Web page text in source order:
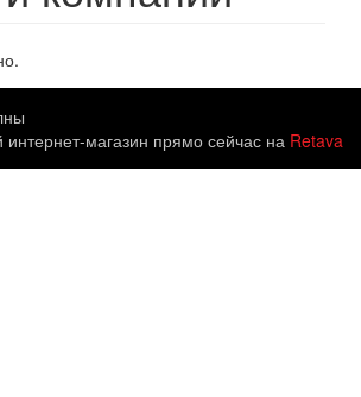
интернет-магазин прямо сейчас на Retava